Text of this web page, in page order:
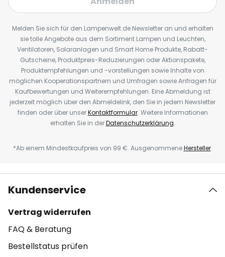
Melden Sie sich für den Lampenwelt.de Newsletter an und erhalten
sie tolle Angebote aus dem Sortiment Lampen und Leuchten,
Ventilatoren, Solaranlagen und Smart Home Produkte, Rabatt-
Gutscheine, Produktpreis-Reduzierungen oder Aktionspakete,
Produktempfehlungen und -vorstellungen sowie Inhalte von
möglichen Kooperationspartnern und Umfragen sowie Anfragen für
Kaufbewertungen und Weiterempfehlungen. Eine Abmeldung ist
jederzeit möglich über den Abmeldelink, den Sie in jedem Newsletter
finden oder über unserKontaktformular. Weitere Informationen
erhalten Sie in derDatenschutzerklärung.
*Ab einem Mindestkaufpreis von 99 €. AusgenommeneHersteller.
Kundenservice
Vertrag widerrufen
FAQ & Beratung
Bestellstatus prüfen